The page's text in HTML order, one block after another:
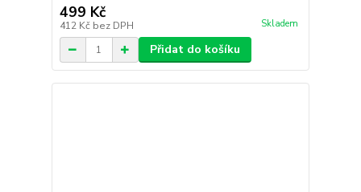
499 Kč
412 Kč bez DPH Skladem
Přidat do košíku